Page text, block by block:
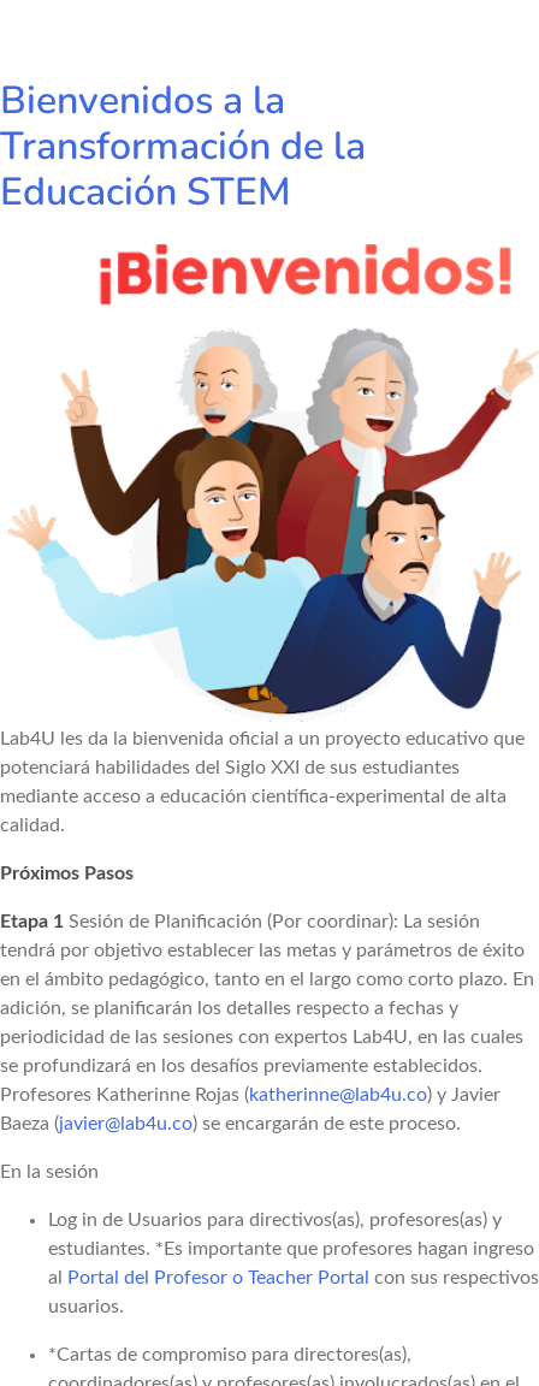
Bienvenidos a la
Transformación de la
Educación STEM
Lab4U les da la bienvenida oficial a un proyecto educativo que
potenciará habilidades del Siglo XXI de sus estudiantes
mediante acceso a educación científica-experimental de alta
calidad.
Próximos Pasos
Etapa 1 Sesión de Planificación (Por coordinar): La sesión
tendrá por objetivo establecer las metas y parámetros de éxito
en el ámbito pedagógico, tanto en el largo como corto plazo. En
adición, se planificarán los detalles respecto a fechas y
periodicidad de las sesiones con expertos Lab4U, en las cuales
se profundizará en los desafíos previamente establecidos.
Profesores Katherinne Rojas (katherinne@lab4u.co) y Javier
Baeza (javier@lab4u.co) se encargarán de este proceso.
En la sesión
Log in de Usuarios para directivos(as), profesores(as) y
estudiantes. *Es importante que profesores hagan ingreso
al
Portal del Profesor o Teacher Portal con sus respectivos
usuarios.
*Cartas de compromiso para directores(as),